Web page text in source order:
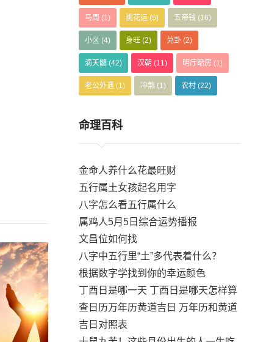
马周 (1) 桃花运 (5) 五帝钱 (16)
小区 (4) 身旺 (2) 兑卦 (2)
滴天髓 (42) 汉朝 (11) 明厅暗房 (1)
老公外遇 (1) 冲煞 (1) 农村 (22)
命理百科
金命人养什么花最旺财
五行属土女孩起名用字
八字怎么看五行属什么
属鸡人5月5日综合运势播报
文昌位如何找
八字中五行里“土”多代表着什么？
根据数字学找到你的幸运颜色
丁酉日是哪一天 丁酉日是哪天怎样算
查日历万年历黄道吉日 万年历和黄道
吉日对照表